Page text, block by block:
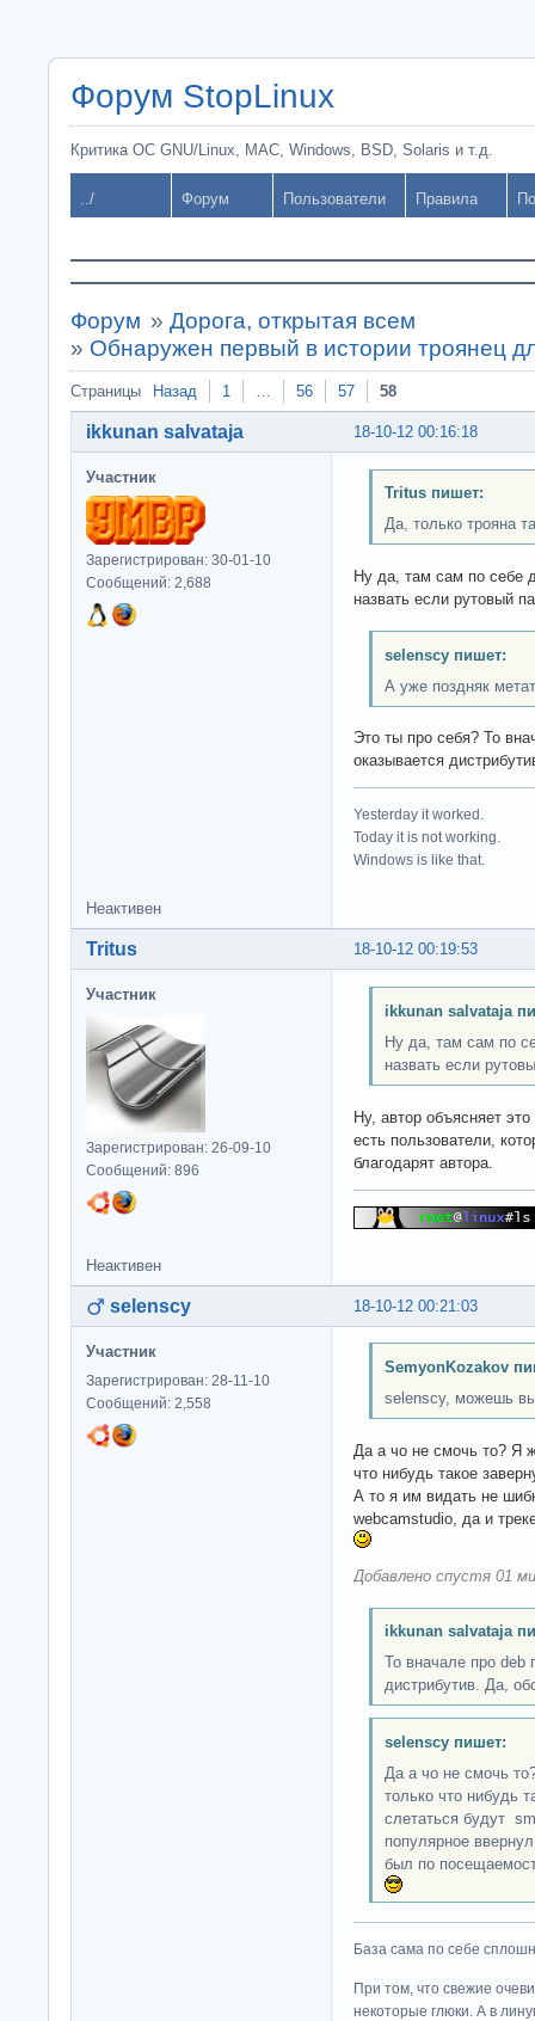
Форум StopLinux
Критика ОС GNU/Linux, MAC, Windows, BSD, Solaris и т.д.
../ Форум Пользователи Правила
Форум » Дорога, открытая всем
» Обнаружен первый в истории троянец
Страницы Назад 1 … 56 57 58
18-10-12 00:16:18
ikkunan salvataja
Участник
Зарегистрирован: 30-01-10
Сообщений: 2,688
Tritus пишет:
Да, только трояна
Ну да, там сам по себе
назвать если рутовый
selenscy пишет:
А уже поздняк
Это ты про себя? То
оказывается
Yesterday it worked.
Today it is not working.
Windows is like that.
Неактивен
18-10-12 00:19:53
Tritus
Участник
Зарегистрирован: 26-09-10
Сообщений: 896
ikkunan salvataja
Ну да, там сам по
назвать если
Ну, автор объясняет
есть пользователи,
благодарят автора.
Неактивен
18-10-12 00:21:03
selenscy
Участник
Зарегистрирован: 28-11-10
Сообщений: 2,558
SemyonKozakov
selenscy, можешь
Да а чо не смочь то? Я
что нибудь такое
А то я им видать не
webcamstudio, да и
Добавлено спустя 01
ikkunan salvataja
То вначале про deb
дистрибутив. Да,
selenscy пишет:
Да а чо не смочь
только что нибудь
слетаться будут
популярное
был по
База сама по себе
При том, что свежие
некоторые глюки. А в